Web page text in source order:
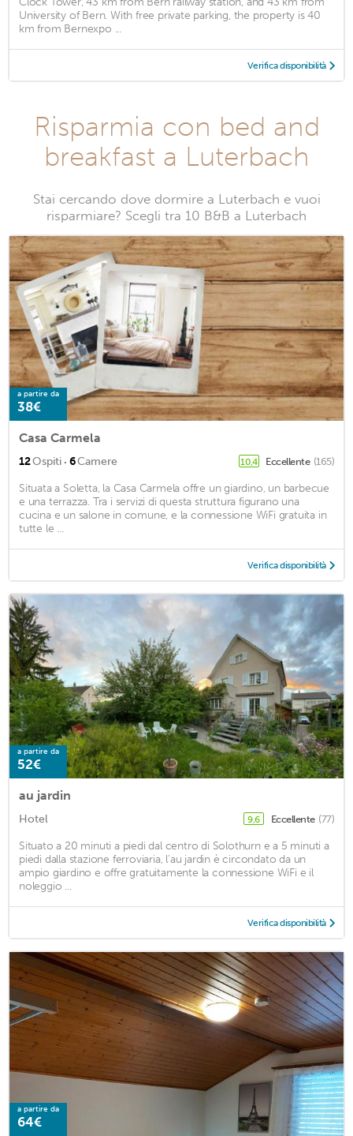
University of Bern. With free private parking, the property is 40
km from Bernexpo ...
Verifica disponibilità
Risparmia con bed and
breakfast a Luterbach
Stai cercando dove dormire a Luterbach e vuoi
risparmiare? Scegli tra 10 B&B a Luterbach
a partire da
38€
Casa Carmela
12Ospiti · 6Camere 10,4 Eccellente (165)
Situata a Soletta, la Casa Carmela offre un giardino, un barbecue
e una terrazza. Tra i servizi di questa struttura figurano una
cucina e un salone in comune, e la connessione WiFi gratuita in
tutte le ...
Verifica disponibilità
a partire da
52€
au jardin
Hotel 9,6 Eccellente (77)
Situato a 20 minuti a piedi dal centro di Solothurn e a 5 minuti a
piedi dalla stazione ferroviaria, l'au jardin è circondato da un
ampio giardino e offre gratuitamente la connessione WiFi e il
noleggio ...
Verifica disponibilità
a partire da
64€